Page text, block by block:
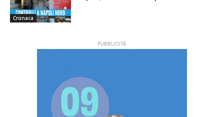
Cronaca
PUBBLICITÀ